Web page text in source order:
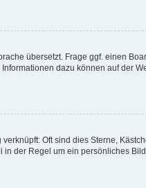
übersetzt. Frage ggf. einen
dazu können auf der
Oft sind dies Sterne,
der Regel um ein persönliches